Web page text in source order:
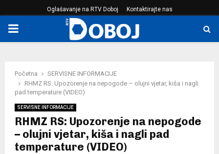
Oglašavanje na RTV Doboj Kontaktirajte nas
PRIMARY
Početna
SERVISNE INFORMACIJE
RHMZ RS: Upozorenje na nepogode – olujni vjetar, kiša i nagli
pad temperature (VIDEO)
SERVISNE INFORMACIJE
RHMZ RS: Upozorenje na nepogode
– olujni vjetar, kiša i nagli pad
temperature (VIDEO)